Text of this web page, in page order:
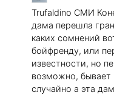
Trufaldino СМИ
дама перешла
каких сомнений
бойфренду, или
известности, но
возможно, бывает
случайно а эта